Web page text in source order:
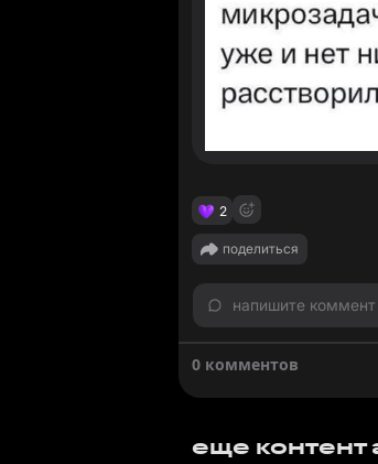
2
поделиться
напишите коммент
0 комментов
еще контент